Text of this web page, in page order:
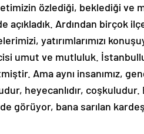
özlediği, beklediği ve
açıkladık. Ardından birçok
yatırımlarımızı
umut ve mutluluk.
Ama aynı insanımız,
heyecanlıdır, coşkuludur.
görüyor, bana sarılan